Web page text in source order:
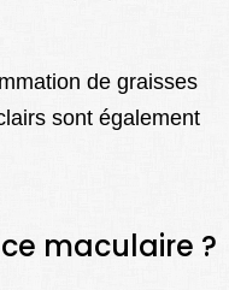
de graisses
sont également
maculaire ?